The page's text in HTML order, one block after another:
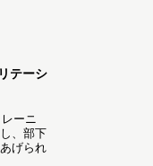
テーシ
ーニ
、部下
げられ